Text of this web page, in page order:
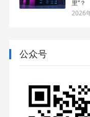
里”？
2026
公众号